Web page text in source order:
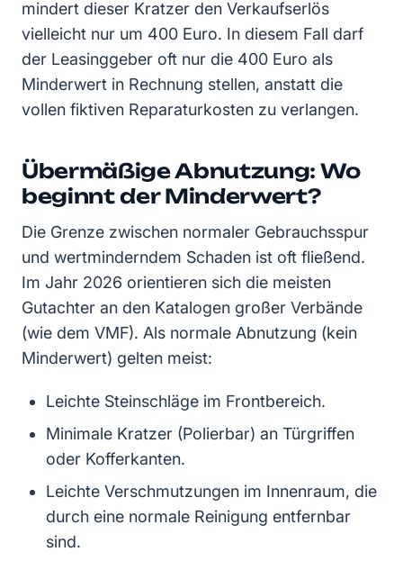
mindert dieser Kratzer den Verkaufserlös
vielleicht nur um 400 Euro. In diesem Fall darf
der Leasinggeber oft nur die 400 Euro als
Minderwert in Rechnung stellen, anstatt die
vollen fiktiven Reparaturkosten zu verlangen.
Übermäßige Abnutzung: Wo
beginnt der Minderwert?
Die Grenze zwischen normaler Gebrauchsspur
und wertminderndem Schaden ist oft fließend.
Im Jahr 2026 orientieren sich die meisten
Gutachter an den Katalogen großer Verbände
(wie dem VMF). Als normale Abnutzung (kein
Minderwert) gelten meist:
Leichte Steinschläge im Frontbereich.
Minimale Kratzer (Polierbar) an Türgriffen
oder Kofferkanten.
Leichte Verschmutzungen im Innenraum, die
durch eine normale Reinigung entfernbar
sind.